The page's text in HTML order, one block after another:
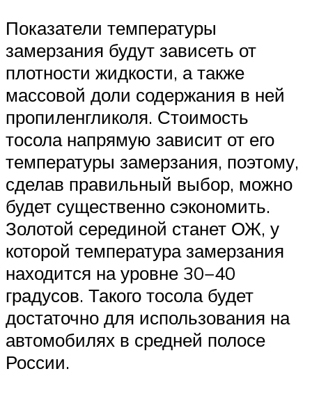
Показатели температуры
замерзания будут зависеть от
плотности жидкости, а также
массовой доли содержания в ней
пропиленгликоля. Стоимость
тосола напрямую зависит от его
температуры замерзания, поэтому,
сделав правильный выбор, можно
будет существенно сэкономить.
Золотой серединой станет ОЖ, у
которой температура замерзания
находится на уровне 30−40
градусов. Такого тосола будет
достаточно для использования на
автомобилях в средней полосе
России.